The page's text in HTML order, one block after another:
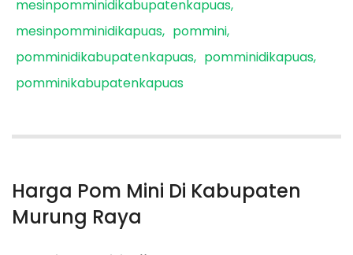
mesinpomminidikabupatenkapuas
mesinpomminidikapuas
pommini
pomminidikabupatenkapuas
pomminidikapuas
pomminikabupatenkapuas
Harga Pom Mini Di Kabupaten
Murung Raya